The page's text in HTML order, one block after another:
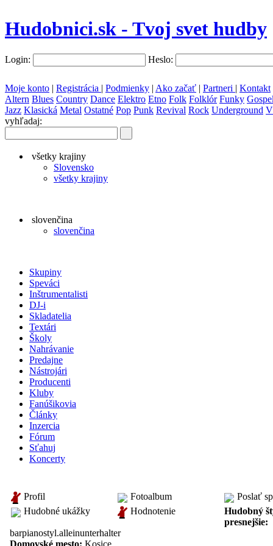
Hudobnici.sk - Tvoj svet hudby
Login: Heslo:
Moje konto | Registrácia | Podmienky | Ako začať | Partneri | Kontakt
Altern Blues Country Dance Elektro Etno Folk Folklór Funky Gospel
Jazz Klasická Metal Ostatné Pop Punk Revival Rock Underground
vyhľadaj:
všetky krajiny
Slovensko
všetky krajiny
slovenčina
slovenčina
Skupiny
Speváci
Inštrumentalisti
DJ-i
Skladatelia
Textári
Školy
Nahrávanie
Predajne
Nástrojári
Producenti
Kluby
Fanúšikovia
Články
Inzercia
Fórum
Sťahuj
Koncerty
Profil
Fotoalbum
Poslať
Hudobné ukážky
Hodnotenie
Hudobný
presnejšie:
barpianostyl.alleinunterhalter